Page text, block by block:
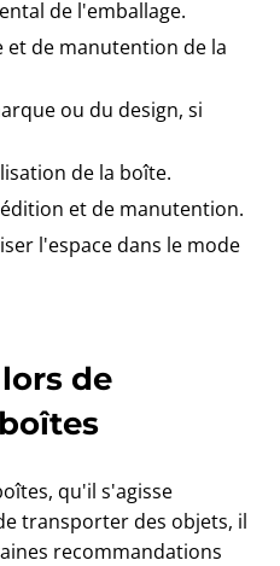
de l'emballage.
et de manutention de la
ou du design, si
de la boîte.
et de manutention.
l'espace dans le mode
de
qu'il s'agisse
transporter des objets, il
recommandations